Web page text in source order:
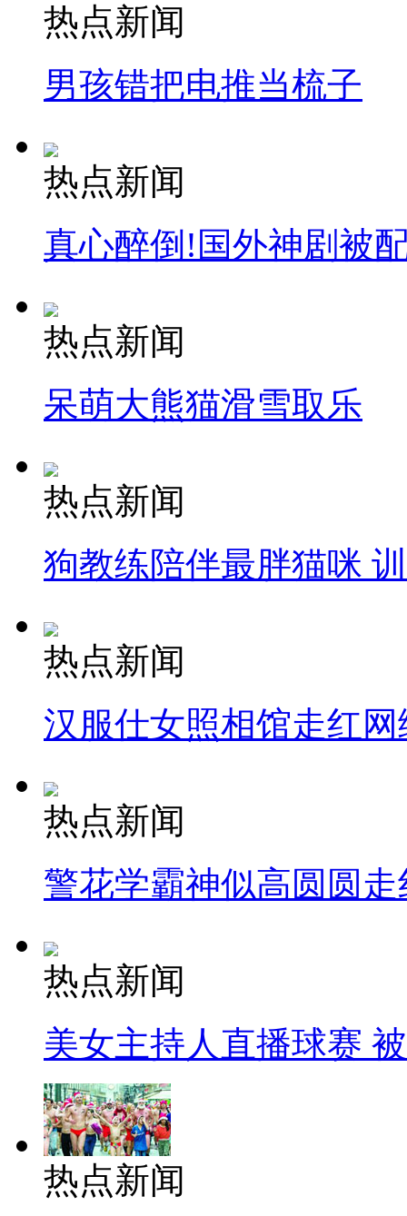
消防员救轻生者 花炮节热闹非凡
司机酒驾遇交警 急速倒车逃窜
热点新闻
男孩错把电推当梳子
热点新闻
真心醉倒!国外神剧被
热点新闻
呆萌大熊猫滑雪取乐
热点新闻
狗教练陪伴最胖猫咪
热点新闻
汉服仕女照相馆走红网
热点新闻
警花学霸神似高圆圆走
热点新闻
美女主持人直播球赛
热点新闻